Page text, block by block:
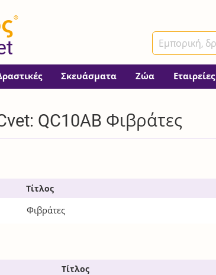
®
Σκευάσματα Ζώα Εταιρείες
QC10AB Φιβράτες
Τίτλος
Φιβράτες
Τίτλος